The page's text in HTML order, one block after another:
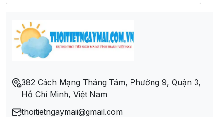
Xã Quyết Chiến
Xã Thanh Hối
382 Cách Mạng Tháng Tám, Phường 9, Quận 3,
Hồ Chí Minh, Việt Nam
thoitietngaymaii@gmail.com